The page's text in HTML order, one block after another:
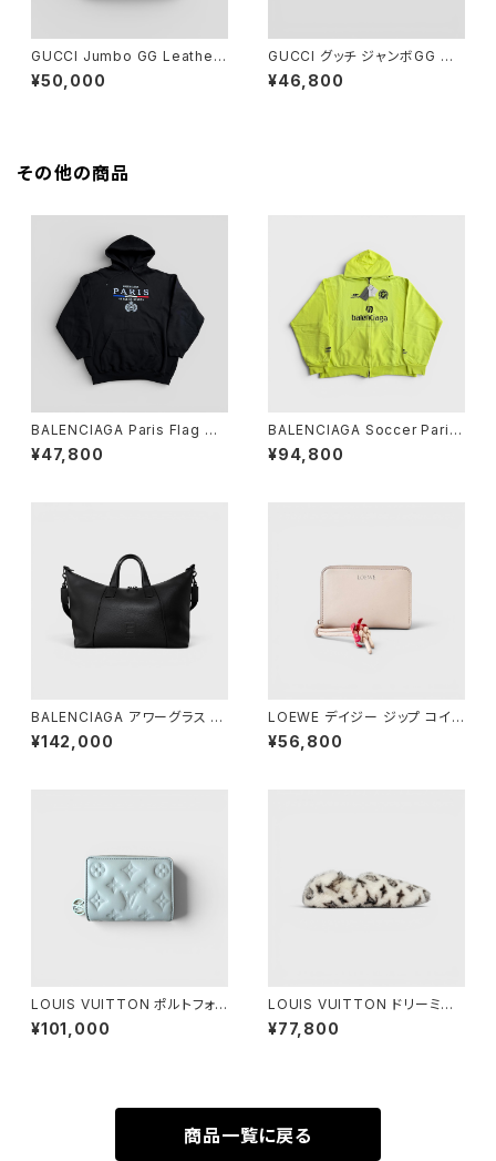
GUCCI Jumbo GG Leather
Hat Black L
¥50,000
GUCCI グッチ ジャンボGG キ
ャンバス スライド サンダル 7 2
6cm 624695
¥46,800
その他の商品
BALENCIAGA Paris Flag Ho
odie Black M
¥47,800
BALENCIAGA Soccer Paris
Zip-Up Hoodie Yellow S
¥94,800
BALENCIAGA アワーグラス ダ
ッフルバッグ ブラック
¥142,000
LOEWE デイジー ジップ コイン
パース ピンク
¥56,800
LOUIS VUITTON ポルトフォイ
ユ ルー ウォッシュドブルー
¥101,000
LOUIS VUITTON ドリーミー
ライン ローファー 38
¥77,800
商品一覧に戻る